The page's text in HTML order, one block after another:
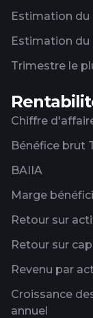
Estimation du
Estimation du
Trimestre le
Chiffre
Bénéfice brut
BAIIA
Marge
Retour sur
Retour sur
Revenu par
Croissance
annuel